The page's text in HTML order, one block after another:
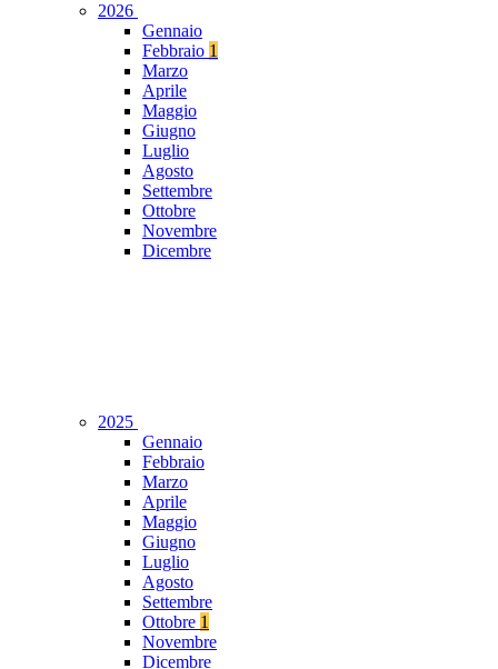
2026
Gennaio
Febbraio 1
Marzo
Aprile
Maggio
Giugno
Luglio
Agosto
Settembre
Ottobre
Novembre
Dicembre
2025
Gennaio
Febbraio
Marzo
Aprile
Maggio
Giugno
Luglio
Agosto
Settembre
Ottobre 1
Novembre
Dicembre